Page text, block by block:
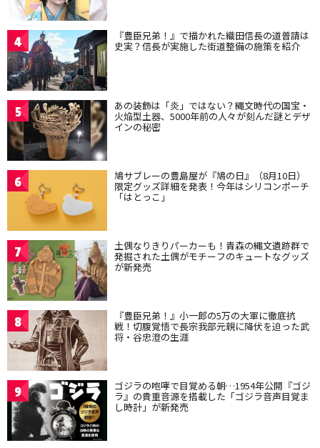
4 『豊臣兄弟！』で描かれた織田信長の道普請は
史実？信長が実施した街道整備の施策を紹介
5 あの装飾は「炎」ではない？縄文時代の国宝・
火焔型土器、5000年前の人々が刻んだ謎とデザ
インの秘密
6 鳩サブレーの豊島屋が『鳩の日』（8月10日）
限定グッズ詳細を発表！今年はシリコンポーチ
「はとっこ」
7 土偶なりきりパーカーも！青森の縄文遺跡群で
発掘された土偶がモチーフのキュートなグッズ
が新発売
8 『豊臣兄弟！』小一郎の5万の大軍に徹底抗
戦！切腹覚悟で長宗我部元親に降伏を迫った武
将・谷忠澄の生涯
9 ゴジラの咆哮で目覚める朝…1954年公開『ゴジ
ラ』の貴重音源を搭載した「ゴジラ音声目覚ま
し時計」が新発売